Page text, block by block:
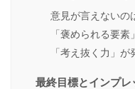
意見が言えないの
「褒められる要
「考え抜く力」
最終目標とインプレ